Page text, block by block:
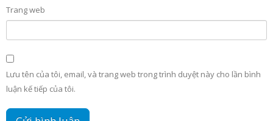
Trang web
Lưu tên của tôi, email, và trang web trong trình duyệt này cho lần bình
luận kế tiếp của tôi.